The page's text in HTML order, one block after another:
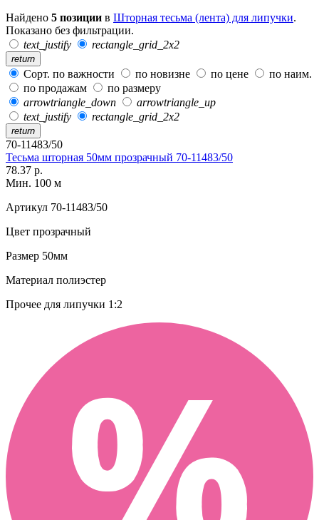
Найдено 5 позиции в Шторная тесьма (лента) для липучки.
Показано без фильтрации.
text_justify
rectangle_grid_2x2
return
Сорт. по важности по новизне по цене
по наим.
по продажам
по размеру
arrowtriangle_down
arrowtriangle_up
text_justify
rectangle_grid_2x2
return
70-11483/50
Тесьма шторная 50мм прозрачный 70-11483/50
78.37 р.
Мин. 100 м
Артикул 70-11483/50
Цвет прозрачный
Размер 50мм
Материал полиэстер
Прочее для липучки 1:2